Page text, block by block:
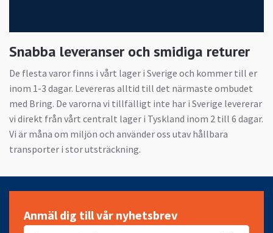
Snabba leveranser och smidiga returer
De flesta varor finns i vårt lager i Sverige och kommer till er
inom 1-3 dagar. Levereras alltid till det närmaste ombudet
med Bring. De varorna vi tillfälligt inte har i Sverige levererar
vi direkt från vårt centralt lager i Tyskland inom 2 till 6 dagar.
Vi är måna om miljön och använder oss utav hållbara
transporter i stor utsträckning.
Anmäl dig till vår nyhetsbrev